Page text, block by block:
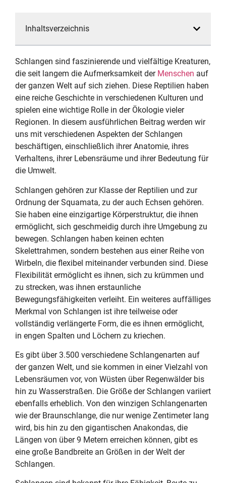
Inhaltsverzeichnis
Schlangen sind faszinierende und vielfältige Kreaturen,
die seit langem die Aufmerksamkeit der Menschen auf
der ganzen Welt auf sich ziehen. Diese Reptilien haben
eine reiche Geschichte in verschiedenen Kulturen und
spielen eine wichtige Rolle in der Ökologie vieler
Regionen. In diesem ausführlichen Beitrag werden wir
uns mit verschiedenen Aspekten der Schlangen
beschäftigen, einschließlich ihrer Anatomie, ihres
Verhaltens, ihrer Lebensräume und ihrer Bedeutung für
die Umwelt.
Schlangen gehören zur Klasse der Reptilien und zur
Ordnung der Squamata, zu der auch Echsen gehören.
Sie haben eine einzigartige Körperstruktur, die ihnen
ermöglicht, sich geschmeidig durch ihre Umgebung zu
bewegen. Schlangen haben keinen echten
Skelettrahmen, sondern bestehen aus einer Reihe von
Wirbeln, die flexibel miteinander verbunden sind. Diese
Flexibilität ermöglicht es ihnen, sich zu krümmen und
zu strecken, was ihnen erstaunliche
Bewegungsfähigkeiten verleiht. Ein weiteres auffälliges
Merkmal von Schlangen ist ihre teilweise oder
vollständig verlängerte Form, die es ihnen ermöglicht,
in engen Spalten und Löchern zu kriechen.
Es gibt über 3.500 verschiedene Schlangenarten auf
der ganzen Welt, und sie kommen in einer Vielzahl von
Lebensräumen vor, von Wüsten über Regenwälder bis
hin zu Wasserstraßen. Die Größe der Schlangen variiert
ebenfalls erheblich. Von den winzigen Schlangenarten
wie der Braunschlange, die nur wenige Zentimeter lang
wird, bis hin zu den gigantischen Anakondas, die
Längen von über 9 Metern erreichen können, gibt es
eine große Bandbreite an Größen in der Welt der
Schlangen.